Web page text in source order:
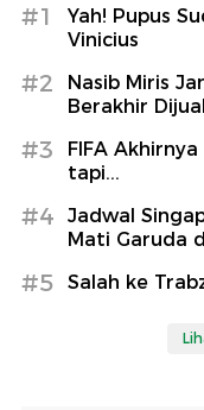
#1
Yah! Pupus
Vinicius
#2
Nasib Miris
Berakhir
#3
FIFA
tapi...
#4
Jadwal
Mati Garuda
#5 Salah ke